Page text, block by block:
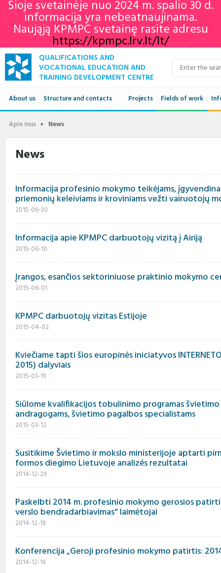
Šioje svetainėje nuo 2024 m. spalio 30 d.
informacija yra nebeatnaujinama.
Naująją KPMPC svetainę rasite adresu
https://kpmpc.lrv.lt/lt/
QUALIFICATIONS AND
VOCATIONAL EDUCATION AND
TRAINING DEVELOPMENT CENTRE
About us Structure and contacts
Structure
Projects Fields of work
Apie mus News
News
Informacija profesinio mokymo teikėjams,
priemonių keleiviams ir kroviniams vežti vairuotojų
2015-06-30
Informacija apie KPMPC darbuotojų vizitą į Airiją
2015-06-10
Įrangos, esančios sektoriniuose praktinio mokymo
2015-06-01
KPMPC darbuotojų vizitas Estijoje
2015-04-02
Kviečiame tapti šios europinės iniciatyvos
2015) dalyviais
2015-03-19
Siūlome kvalifikacijos tobulinimo programas
andragogams, švietimo pagalbos specialistams
2015-03-12
Susitikime Švietimo ir mokslo ministerijoje aptarti
formos diegimo Lietuvoje analizės rezultatai
2014-12-29
Paskelbti 2014 m. profesinio mokymo gerosios
verslo bendradarbiavimas“ laimėtojai
2014-12-18
Konferencija „Geroji profesinio mokymo patirtis:
2014-12-18